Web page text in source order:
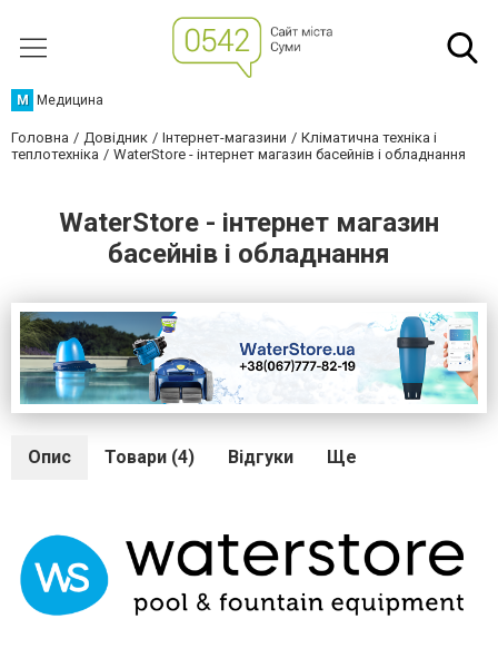
М Медицина
Головна Довідник Інтернет-магазини
Кліматична техніка і
теплотехніка
WaterStore - інтернет магазин басейнів і обладнання
WaterStore - інтернет магазин
басейнів і обладнання
Опис Товари (4) Відгуки Ще